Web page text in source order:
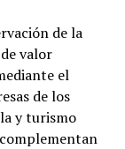
de la
valor
el
de los
y turismo